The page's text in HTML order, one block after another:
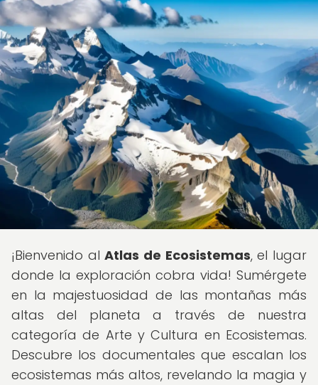
¡Bienvenido alAtlas de Ecosistemas, el lugar
donde la exploración cobra vida! Sumérgete
en la majestuosidad de las montañas más
altas del planeta a través de nuestra
categoría de Arte y Cultura en Ecosistemas.
Descubre los documentales que escalan los
ecosistemas más altos, revelando la magia y